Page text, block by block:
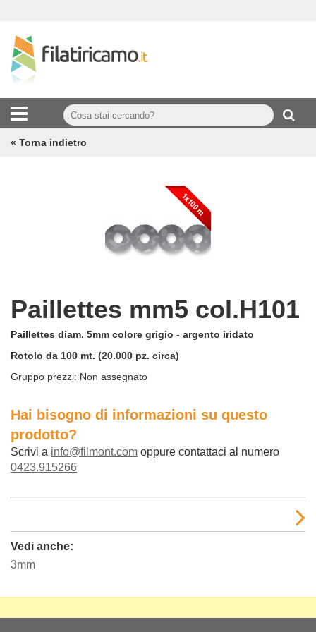
« Torna indietro
Paillettes mm5 col.H101
Paillettes diam. 5mm colore grigio - argento iridato
Rotolo da 100 mt. (20.000 pz. circa)
Gruppo prezzi: Non assegnato
Hai bisogno di informazioni su questo
prodotto?
Scrivi a info@filmont.com oppure contattaci al numero
0423.915266
Vedi anche:
3mm